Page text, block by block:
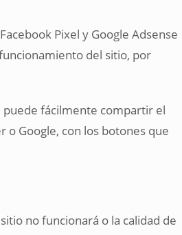
Pixel y Google Adsense
del sitio, por
fácilmente compartir el
o Google, con los botones que
no funcionará o la calidad de